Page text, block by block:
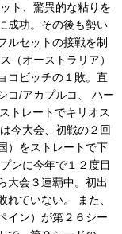
ト、驚異的な粘りを
成功。その後も勢い
ルセットの接戦を制
（オーストラリア）
コビッチの１敗。直
コ/アカプルコ、 ハー
トレートでキリオス
今大会、初戦の２回
）をストレートで下
ンに今年で１２度目
大会３連覇中。初出
ていない。 また、
イン）が第２６シー